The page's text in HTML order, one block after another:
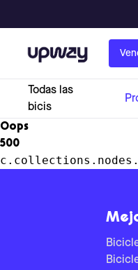
Upway
Todas las
bicis
Oops
500